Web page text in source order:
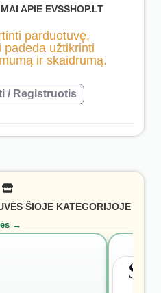
APIE EVSSHOP.LT
parduotuvę,
padeda užtikrinti
ir skaidrumą.
/ Registruotis
ŠIOJE KATEGORIJOJE
→